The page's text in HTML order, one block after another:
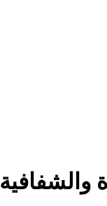
والشفافية